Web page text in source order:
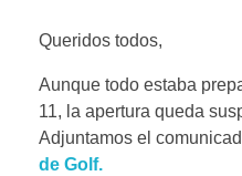
Queridos todos,
Aunque todo estaba
11, la apertura queda
Adjuntamos el
de Golf.